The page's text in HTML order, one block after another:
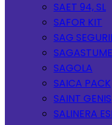
SAET 94, SL
SAFOR KIT
SAG
SAGOLA
SAICA PACK
SAINT GENIS
SALINERA